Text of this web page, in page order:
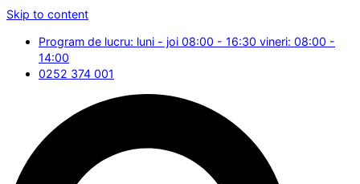
Skip to content
Program de lucru: luni - joi 08:00 - 16:30 vineri: 08:00 -
14:00
0252 374 001